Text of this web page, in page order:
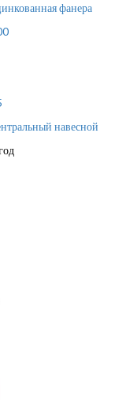
фанера
навесной